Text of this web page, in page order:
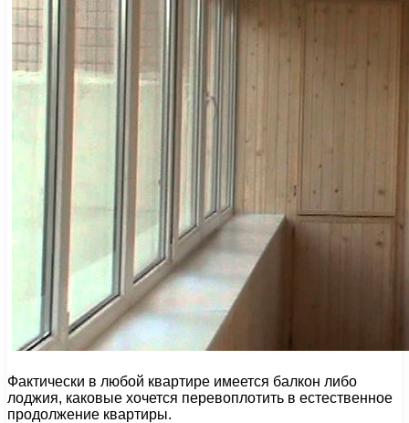
Фактически в любой квартире имеется балкон либо
лоджия, каковые хочется перевоплотить в естественное
продолжение квартиры.